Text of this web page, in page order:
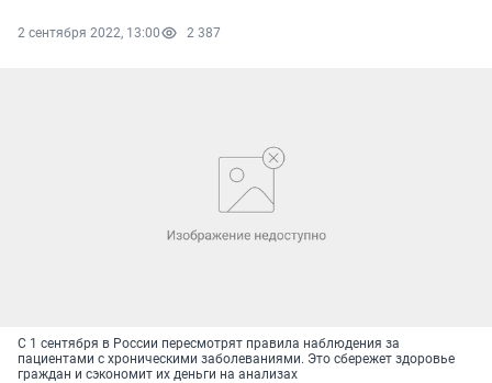
2 сентября 2022, 13:00 2 387
С 1 сентября в России пересмотрят правила наблюдения за
пациентами с хроническими заболеваниями. Это сбережет здоровье
граждан и сэкономит их деньги на анализах